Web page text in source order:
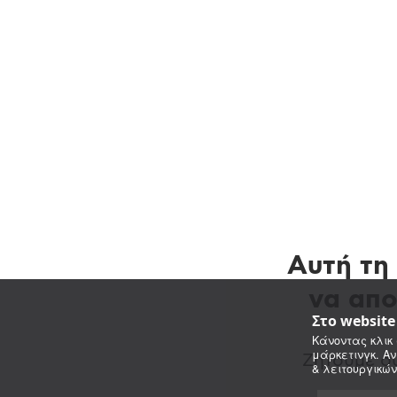
Στο
Κάνοντας κλικ
μάρκετινγκ.
&
Αυτή τη
Ζητούμε